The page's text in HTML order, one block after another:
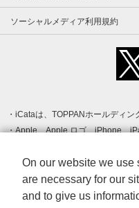
ソーシャルメディア利用規約
iCataは、TOPPANホールディン
Apple、Apple ロゴ、iPhone、
登録された Apple Inc. の商標で
クです。
Android、Google Play および
す。
Windows は Microsoft Inc.の米
On our website we use
are necessary for our
and to give us